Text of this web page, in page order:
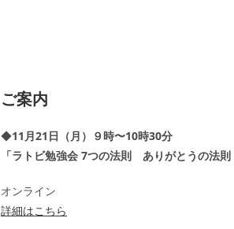
ご案内
◆11月21日（月）９時〜10時30分
「ラトビ勉強会 7つの法則 ありがとうの法則
オンライン
詳細はこちら